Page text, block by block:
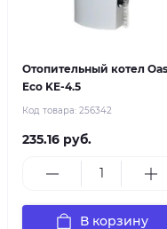
Отопительный котел
Eco KE-4.5
Код товара: 256342
235.16 руб.
В корзину